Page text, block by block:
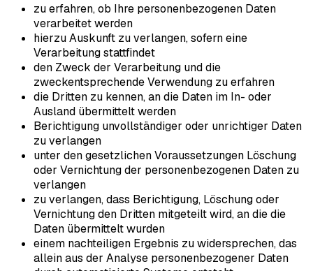
zu erfahren, ob Ihre personenbezogenen Daten
verarbeitet werden
hierzu Auskunft zu verlangen, sofern eine
Verarbeitung stattfindet
den Zweck der Verarbeitung und die
zweckentsprechende Verwendung zu erfahren
die Dritten zu kennen, an die Daten im In- oder
Ausland übermittelt werden
Berichtigung unvollständiger oder unrichtiger Daten
zu verlangen
unter den gesetzlichen Voraussetzungen Löschung
oder Vernichtung der personenbezogenen Daten zu
verlangen
zu verlangen, dass Berichtigung, Löschung oder
Vernichtung den Dritten mitgeteilt wird, an die die
Daten übermittelt wurden
einem nachteiligen Ergebnis zu widersprechen, das
allein aus der Analyse personenbezogener Daten